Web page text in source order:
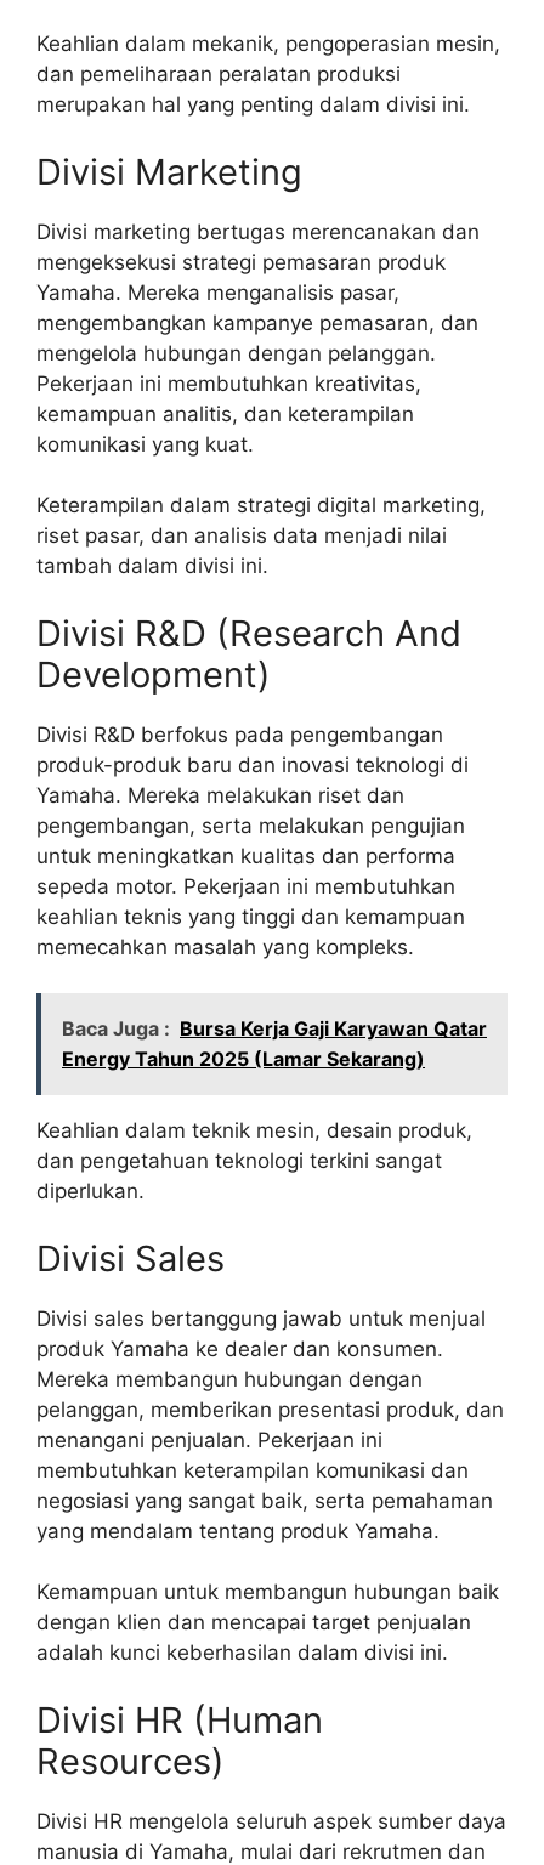
Keahlian dalam mekanik, pengoperasian mesin,
dan pemeliharaan peralatan produksi
merupakan hal yang penting dalam divisi ini.
Divisi Marketing
Divisi marketing bertugas merencanakan dan
mengeksekusi strategi pemasaran produk
Yamaha. Mereka menganalisis pasar,
mengembangkan kampanye pemasaran, dan
mengelola hubungan dengan pelanggan.
Pekerjaan ini membutuhkan kreativitas,
kemampuan analitis, dan keterampilan
komunikasi yang kuat.
Keterampilan dalam strategi digital marketing,
riset pasar, dan analisis data menjadi nilai
tambah dalam divisi ini.
Divisi R&D (Research And
Development)
Divisi R&D berfokus pada pengembangan
produk-produk baru dan inovasi teknologi di
Yamaha. Mereka melakukan riset dan
pengembangan, serta melakukan pengujian
untuk meningkatkan kualitas dan performa
sepeda motor. Pekerjaan ini membutuhkan
keahlian teknis yang tinggi dan kemampuan
memecahkan masalah yang kompleks.
Baca Juga : Bursa Kerja Gaji Karyawan Qatar
Energy Tahun 2025 (Lamar Sekarang)
Keahlian dalam teknik mesin, desain produk,
dan pengetahuan teknologi terkini sangat
diperlukan.
Divisi Sales
Divisi sales bertanggung jawab untuk menjual
produk Yamaha ke dealer dan konsumen.
Mereka membangun hubungan dengan
pelanggan, memberikan presentasi produk, dan
menangani penjualan. Pekerjaan ini
membutuhkan keterampilan komunikasi dan
negosiasi yang sangat baik, serta pemahaman
yang mendalam tentang produk Yamaha.
Kemampuan untuk membangun hubungan baik
dengan klien dan mencapai target penjualan
adalah kunci keberhasilan dalam divisi ini.
Divisi HR (Human
Resources)
Divisi HR mengelola seluruh aspek sumber daya
manusia di Yamaha, mulai dari rekrutmen dan